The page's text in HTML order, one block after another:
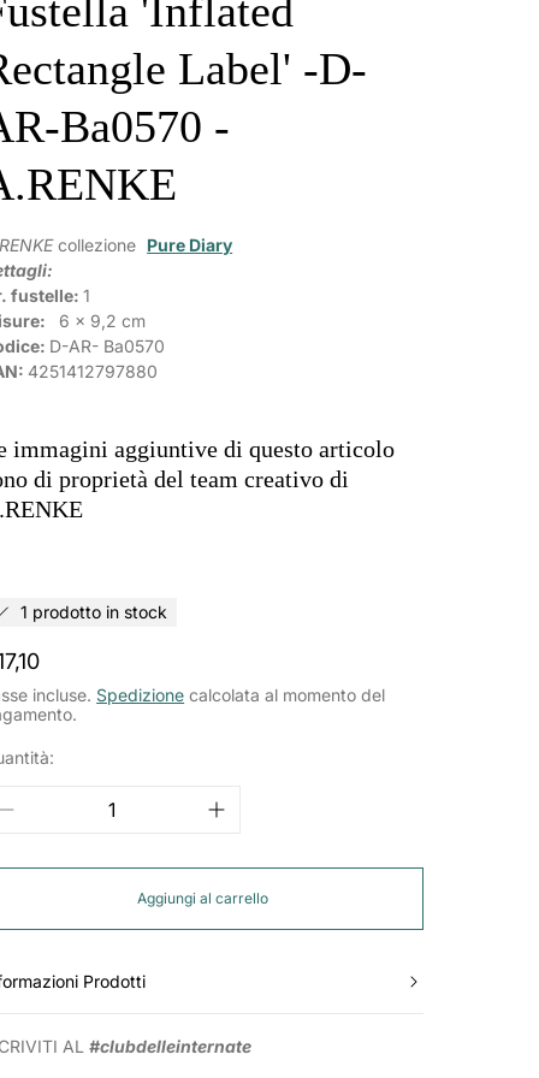
'Inflated
Label' -D-
Ba0570 -
collezione Pure Diary
fustelle:1
6 x 9,2 cm
D-AR- Ba0570
4251412797880
immagini aggiuntive di questo articolo
di proprietà del team creativo di
1 prodotto in stock
incluse. Spedizione calcolata al momento del
Aggiungi al carrello
Prodotti
AL#clubdelleinternate